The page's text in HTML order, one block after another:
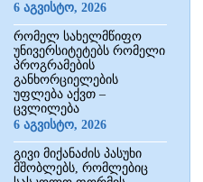
6 აგვისტო, 2026
რომელ სახელმწიფო
უნივერსიტეტებს რომელი
პროგრამების
განხორციელების
უფლება აქვთ –
ცვლილება
6 აგვისტო, 2026
გივი მიქანაძის პასუხი
მშობლებს, რომლებიც